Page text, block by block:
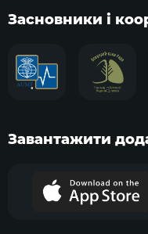
Засновники і
Завантажити